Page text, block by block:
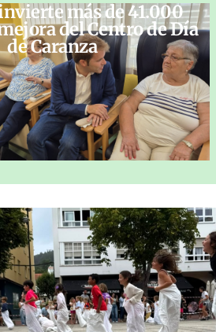
más de 41.000
del Centro de Día
de Caranza